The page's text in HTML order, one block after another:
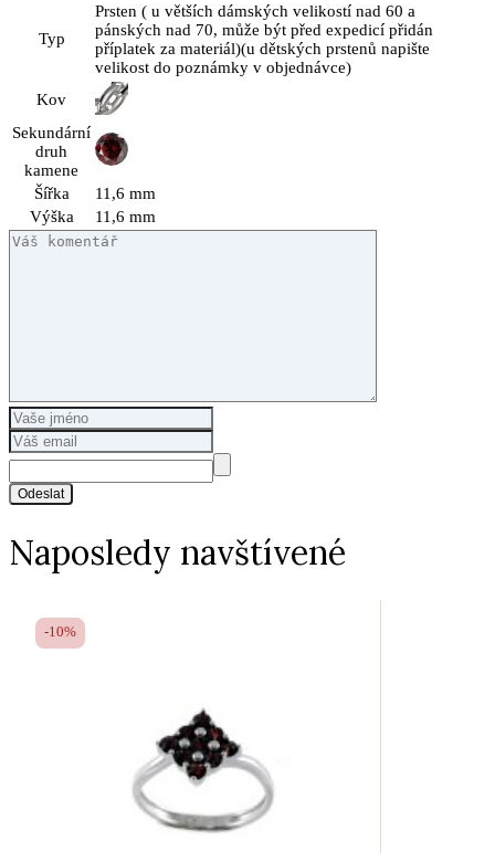
Typ
Prsten ( u větších dámských velikostí nad 60 a
pánských nad 70, může být před expedicí přidán
příplatek za materiál)(u dětských prstenů napište
velikost do poznámky v objednávce)
Kov
Sekundární
druh
kamene
Šířka
11,6 mm
Výška
11,6 mm
Odeslat
Naposledy navštívené
-10%